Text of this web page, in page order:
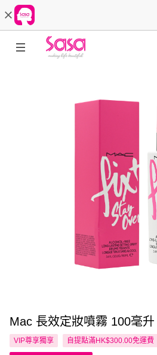
Mac 長效定妝噴霧 100毫升
VIP尊享獨享 自提點滿HK$300.00免運費